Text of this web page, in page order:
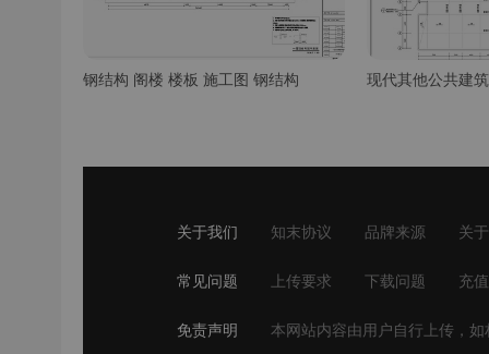
钢结构 阁楼 楼板 施工图 钢结构
关于我们 知末协议 品牌来源 关
常见问题 上传要求 下载问题 充
免责声明 本网站内容由用户自行上传，